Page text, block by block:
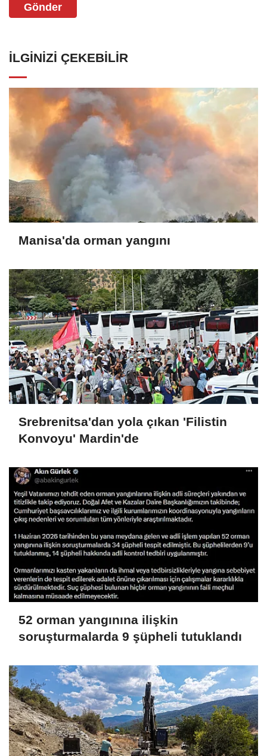
Gönder
İLGINIZI ÇEKEBILIR
Manisa'da orman yangını
Srebrenitsa'dan yola çıkan 'Filistin
Konvoyu' Mardin'de
52 orman yangınına ilişkin
soruşturmalarda 9 şüpheli tutuklandı